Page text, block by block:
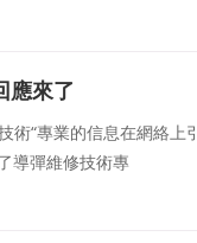
理事會一緻核可中國
應來了
術“專業的信息在網絡
導彈維修技術專